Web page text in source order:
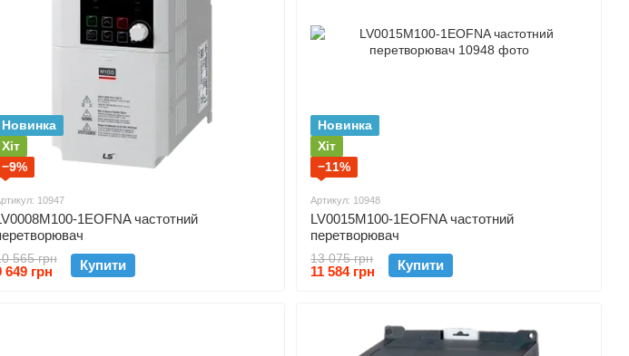
Новинка
Хіт
−9%
10947
1EOFNA частотний
565 грн
649 грн Купити
Новинка
Хіт
−11%
Артикул: 10948
LV0015M100-1EOFNA частотний
перетворювач
13 075 грн
11 584 грн Купити